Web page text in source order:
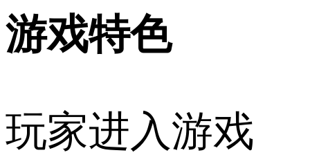
游戏特色
玩家进入游戏